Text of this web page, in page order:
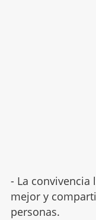
- La convivencia
mejor y
personas.